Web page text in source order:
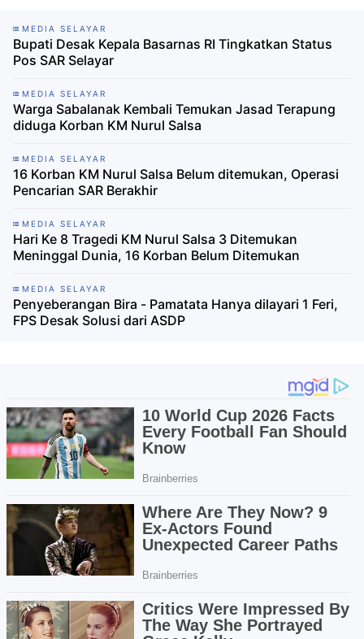
MEDIA SELAYAR
Bupati Desak Kepala Basarnas RI Tingkatkan Status
Pos SAR Selayar
MEDIA SELAYAR
Warga Sabalanak Kembali Temukan Jasad Terapung
diduga Korban KM Nurul Salsa
MEDIA SELAYAR
16 Korban KM Nurul Salsa Belum ditemukan, Operasi
Pencarian SAR Berakhir
MEDIA SELAYAR
Hari Ke 8 Tragedi KM Nurul Salsa 3 Ditemukan
Meninggal Dunia, 16 Korban Belum Ditemukan
MEDIA SELAYAR
Penyeberangan Bira - Pamatata Hanya dilayari 1 Feri,
FPS Desak Solusi dari ASDP